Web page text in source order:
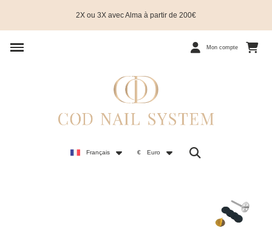
2X ou 3X avec Alma à partir de 200€
Mon compte
Français € Euro